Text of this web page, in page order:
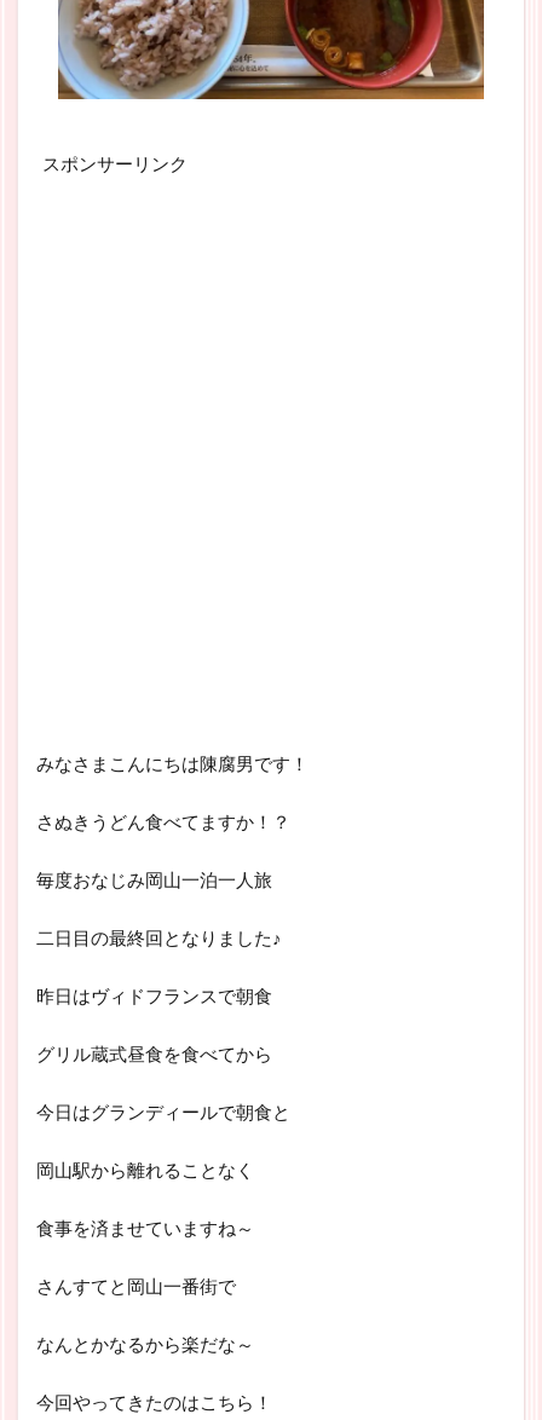
スポンサーリンク
みなさまこんにちは陳腐男です！
さぬきうどん食べてますか！？
毎度おなじみ岡山一泊一人旅
二日目の最終回となりました♪
昨日はヴィドフランスで朝食
グリル蔵式昼食を食べてから
今日はグランディールで朝食と
岡山駅から離れることなく
食事を済ませていますね～
さんすてと岡山一番街で
なんとかなるから楽だな～
今回やってきたのはこちら！